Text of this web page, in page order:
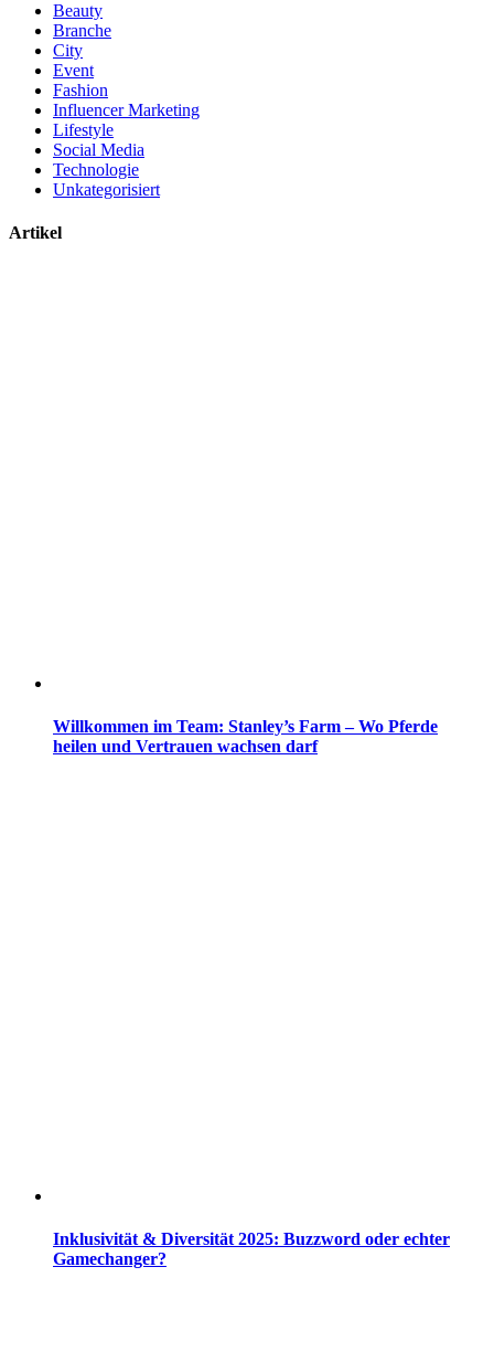
Beauty
Branche
City
Event
Fashion
Influencer Marketing
Lifestyle
Social Media
Technologie
Unkategorisiert
Artikel
Willkommen im Team: Stanley’s Farm – Wo Pferde
heilen und Vertrauen wachsen darf
Inklusivität & Diversität 2025: Buzzword oder echter
Gamechanger?